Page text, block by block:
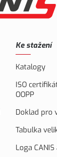
Ke stažení
Katalogy
ISO
OOPP
Doklad pro
Tabulka
Loga CANIS